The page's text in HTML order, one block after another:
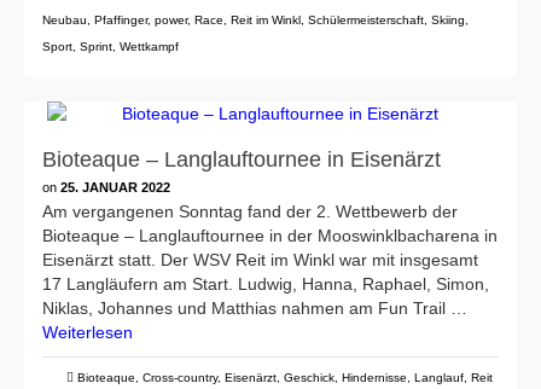
Neubau Pfaffinger, power, Race Reit im Winkl Schülermeisterschaft Skiing
Sport Sprint Wettkampf
Bioteaque – Langlauftournee in Eisenärzt
on 25. JANUAR 2022
Am vergangenen Sonntag fand der 2. Wettbewerb der
Bioteaque – Langlauftournee in der Mooswinklbacharena in
Eisenärzt statt. Der WSV Reit im Winkl war mit insgesamt
17 Langläufern am Start. Ludwig, Hanna, Raphael, Simon,
Niklas, Johannes und Matthias nahmen am Fun Trail …
Weiterlesen
Bioteaque Cross-country, Eisenärzt Geschick Hindernisse Langlauf Reit